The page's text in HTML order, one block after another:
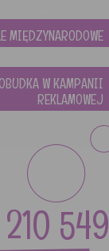
MIĘDZYNARODOWE
W KAMPANII
REKLAMOWEJ
549